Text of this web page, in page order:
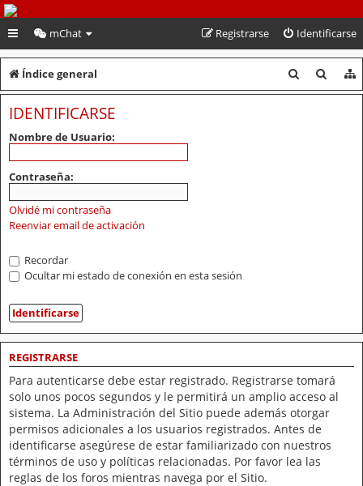
PeruVoley.com
mChat Identificarse
Registrarse
Índice general
u
u
IDENTIFICARSE
Nombre de Usuario:
Contraseña:
Olvidé mi contraseña
Reenviar email de activación
Recordar
Ocultar mi estado de conexión en esta sesión
REGISTRARSE
Para autenticarse debe estar registrado. Registrarse tomará
solo unos pocos segundos y le permitirá un amplio acceso al
sistema. La Administración del Sitio puede además otorgar
permisos adicionales a los usuarios registrados. Antes de
identificarse asegúrese de estar familiarizado con nuestros
términos de uso y políticas relacionadas. Por favor lea las
reglas de los foros mientras navega por el Sitio.